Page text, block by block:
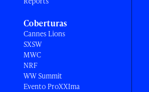
Coberturas
Cannes Lions
SXSW
MWC
NRF
WW Summit
Evento ProXXIma